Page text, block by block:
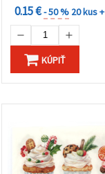
0.15 €- 50 % 20 kus +
KÚPIŤ